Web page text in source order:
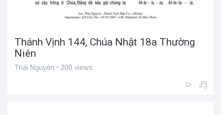
Thánh Vịnh 144, Chúa Nhật 18a Thường
Niên
Thái Nguyên • 200 views